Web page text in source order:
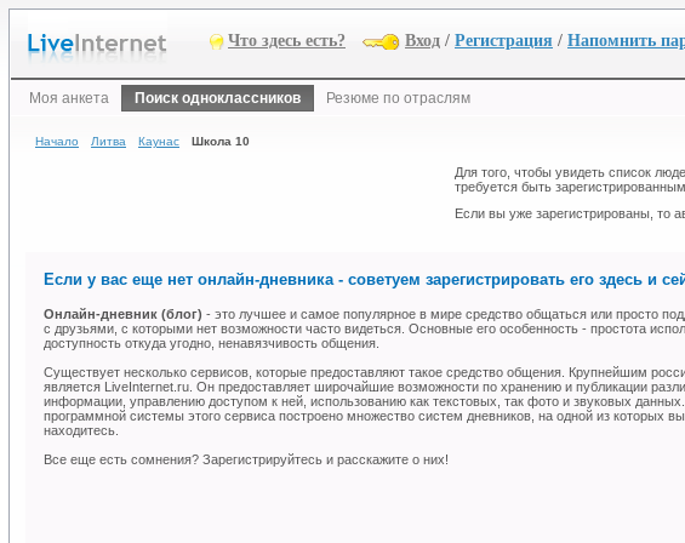
Что здесь есть? Вход / Регистрация / Напомнить
Моя анкета Поиск одноклассников Резюме по отраслям
Начало Литва Каунас Школа 10
Для того, чтобы увидеть список
требуется быть
Если вы уже зарегистрированы, то
Если у вас еще нет онлайн-дневника - советуем зарегистрировать его здесь и
Онлайн-дневник (блог) - это лучшее и самое популярное в мире средство общаться или просто
с друзьями, с которыми нет возможности часто видеться. Основные его особенность - простота
доступность откуда угодно, ненавязчивость общения.
Существует несколько сервисов, которые предоставляют такое средство общения. Крупнейшим
является LiveInternet.ru. Он предоставляет широчайшие возможности по хранению и публикации
информации, управлению доступом к ней, использованию как текстовых, так фото и звуковых
программной системы этого сервиса построено множество систем дневников, на одной из которых
находитесь.
Все еще есть сомнения? Зарегистрируйтесь и расскажите о них!